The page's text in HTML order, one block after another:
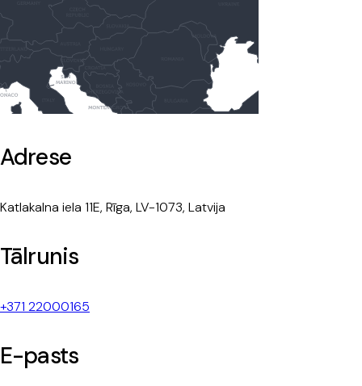
Adrese
Katlakalna iela 11E, Rīga, LV-1073, Latvija
Tālrunis
+371 22000165
E-pasts